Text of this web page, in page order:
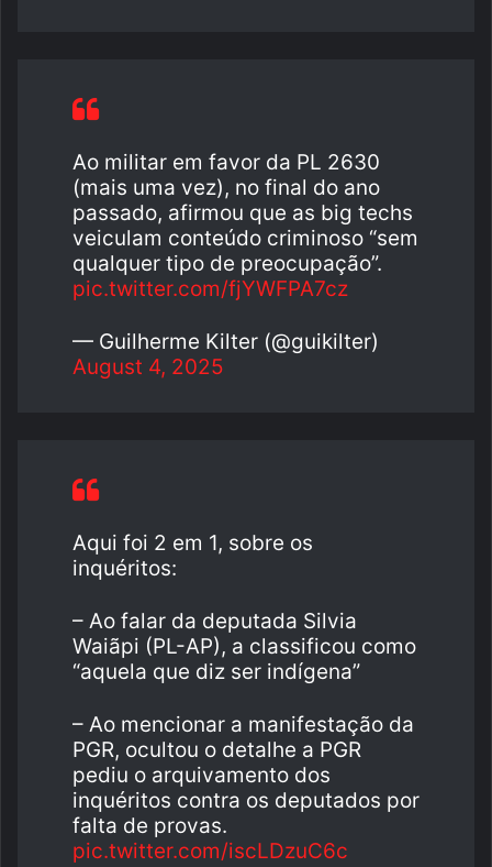
Ao militar em favor da PL 2630
(mais uma vez), no final do ano
passado, afirmou que as big techs
veiculam conteúdo criminoso “sem
qualquer tipo de preocupação”.
pic.twitter.com/fjYWFPA7cz
— Guilherme Kilter (@guikilter)
August 4, 2025
Aqui foi 2 em 1, sobre os
inquéritos:
– Ao falar da deputada Silvia
Waiãpi (PL-AP), a classificou como
“aquela que diz ser indígena”
– Ao mencionar a manifestação da
PGR, ocultou o detalhe a PGR
pediu o arquivamento dos
inquéritos contra os deputados por
falta de provas.
pic.twitter.com/iscLDzuC6c